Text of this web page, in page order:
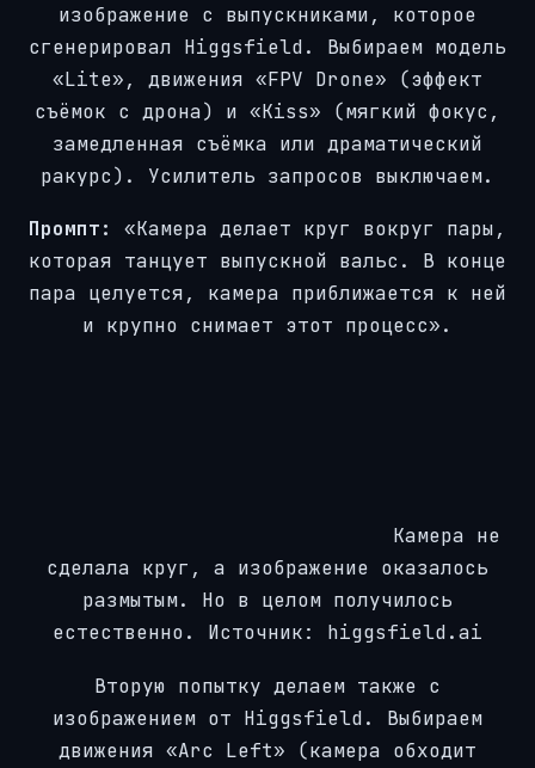
изображение с выпускниками, которое
сгенерировал Higgsfield. Выбираем модель
«Lite», движения «FPV Drone» (эффект
съёмок с дрона) и «Kiss» (мягкий фокус,
замедленная съёмка или драматический
ракурс). Усилитель запросов выключаем.
Промпт: «Камера делает круг вокруг пары,
которая танцует выпускной вальс. В конце
пара целуется, камера приближается к ней
и крупно снимает этот процесс».
Камера не
сделала круг, а изображение оказалось
размытым. Но в целом получилось
естественно. Источник: higgsfield.ai
Вторую попытку делаем также с
изображением от Higgsfield. Выбираем
движения «Arc Left» (камера обходит